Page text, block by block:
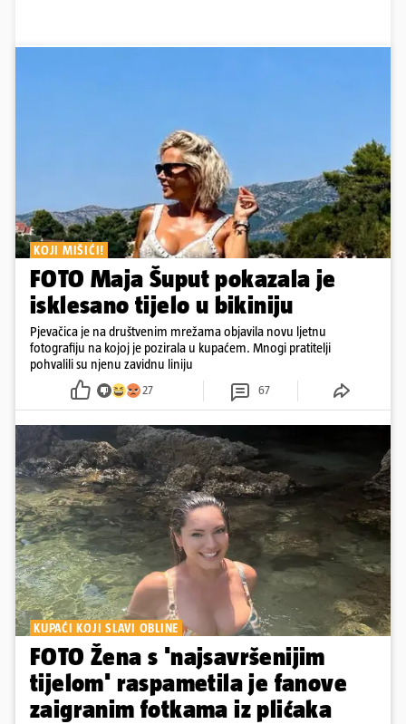
KOJI MIŠIĆI!
FOTO Maja Šuput pokazala je
isklesano tijelo u bikiniju
Pjevačica je na društvenim mrežama objavila novu ljetnu
fotografiju na kojoj je pozirala u kupaćem. Mnogi pratitelji
pohvalili su njenu zavidnu liniju
27 67
KUPAĆI KOJI SLAVI OBLINE
FOTO Žena s 'najsavršenijim
tijelom' raspametila je fanove
zaigranim fotkama iz plićaka